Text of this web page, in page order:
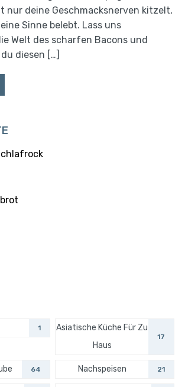
nur deine Geschmacksnerven kitzelt,
Sinne belebt. Lass uns
Welt des scharfen Bacons und
diesen […]
1
Asiatische Küche Für Zu
Haus
17
64 Nachspeisen 21